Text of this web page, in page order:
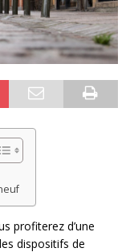
profiterez d’une
dispositifs de